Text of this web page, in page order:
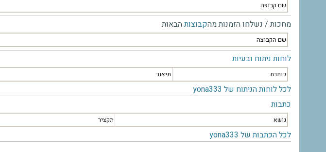
שם קבוצה
מחכות / נשלחו הזמנות מהקבוצותהבאות
שם הקבוצה
לוחות ניתוח ובעיות
כותרת תיאור
לכל לוחות הניתוח של yona333
כתבות
נושא תקציר
לכל הכתבות של yona333